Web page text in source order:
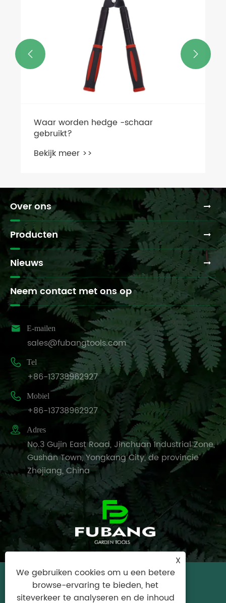
 
Over ons
Producten
Nieuws
Neem contact met ons op
 E-mailen
sales@fubangtools.com
 Tel
+86-13738962927
 Mobiel
+86-13738962927
 Adres
No.3 Gujin East Road, Jinchuan Industrial Zone,
Gushan Town, Yongkang City, de provincie
Zhejiang, China
Copyright © 2024 Yongkang City Fubang
Garden Tools Factory Alle rechten
X
We gebruiken cookies om u een betere
browse-ervaring te bieden, het
siteverkeer te analyseren en de inhoud